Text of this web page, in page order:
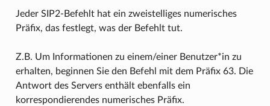
Jeder SIP2-Befehlt hat ein zweistelliges numerisches
Präfix, das festlegt, was der Befehlt tut.
Z.B. Um Informationen zu einem/einer Benutzer*in zu
erhalten, beginnen Sie den Befehl mit dem Präfix 63. Die
Antwort des Servers enthält ebenfalls ein
korrespondierendes numerisches Präfix.